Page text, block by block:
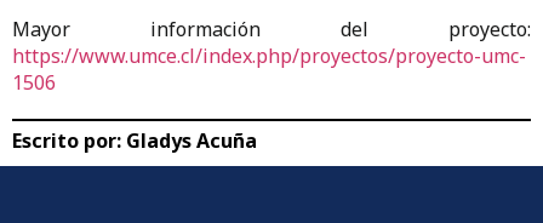
Mayor información del proyecto:
https://www.umce.cl/index.php/proyectos/proyecto-umc-
1506
Escrito por: Gladys Acuña